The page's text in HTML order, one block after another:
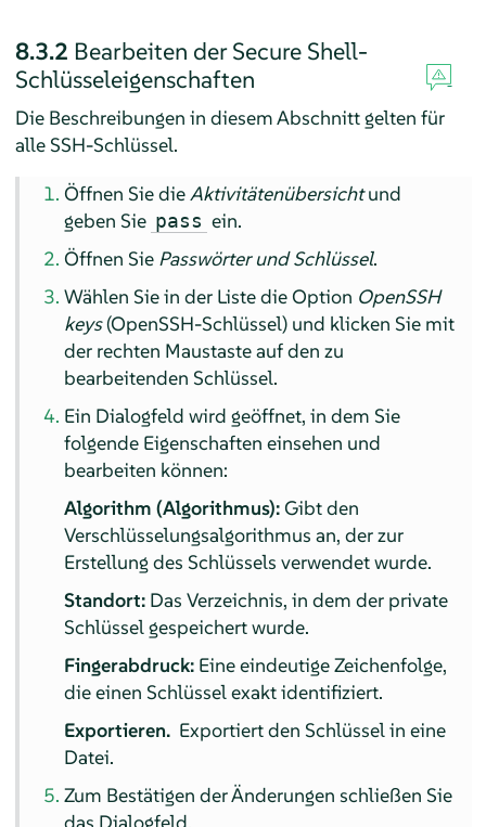
8.3.2 Bearbeiten der Secure Shell-
Schlüsseleigenschaften
Die Beschreibungen in diesem Abschnitt gelten für
alle SSH-Schlüssel.
Öffnen Sie die Aktivitätenübersichtund
geben Sie pass ein.
Öffnen Sie Passwörter und Schlüssel.
Wählen Sie in der Liste die Option OpenSSH
keys(OpenSSH-Schlüssel) und klicken Sie mit
der rechten Maustaste auf den zu
bearbeitenden Schlüssel.
Ein Dialogfeld wird geöffnet, in dem Sie
folgende Eigenschaften einsehen und
bearbeiten können:
Algorithm (Algorithmus):Gibt den
Verschlüsselungsalgorithmus an, der zur
Erstellung des Schlüssels verwendet wurde.
Standort: Das Verzeichnis, in dem der private
Schlüssel gespeichert wurde.
Fingerabdruck: Eine eindeutige Zeichenfolge,
die einen Schlüssel exakt identifiziert.
Exportieren. Exportiert den Schlüssel in eine
Datei.
Zum Bestätigen der Änderungen schließen Sie
das Dialogfeld.